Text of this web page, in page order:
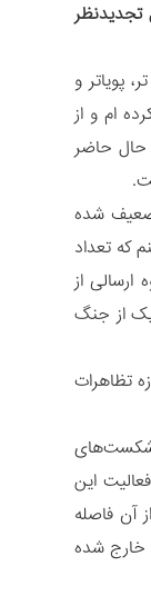
تجدیدنظر
پویاتر و
ام و از
حال حاضر
ضعیف شده
که تعداد
از
یک از جنگ
تظاهرات
شکست‌های
این
آن فاصله
خارج شده